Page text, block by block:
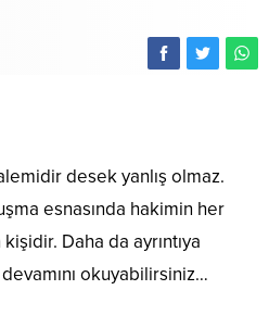
desek yanlış olmaz.
esnasında hakimin her
Daha da ayrıntıya
okuyabilirsiniz…